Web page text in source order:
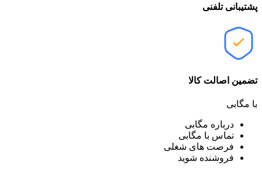
پشتیبانی تلفنی
تضمین اصالت کالا
با مگابی
درباره مگابی
تماس با مگابی
فرصت های شغلی
فروشنده شوید